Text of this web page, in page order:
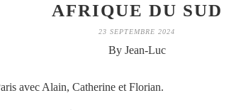
AFRIQUE DU SUD
23 SEPTEMBRE 2024
By Jean-Luc
avec Alain, Catherine et Florian.